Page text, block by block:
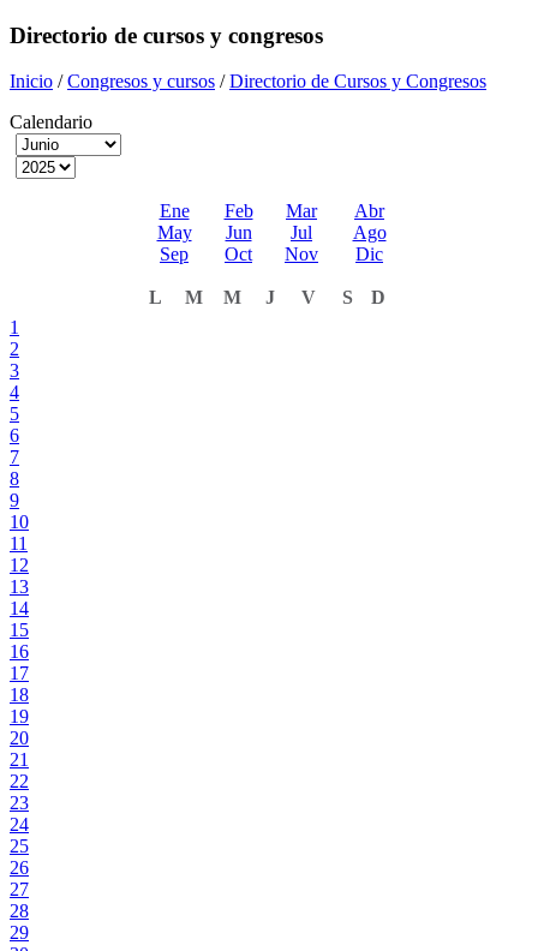
Directorio de cursos y congresos
Inicio /Congresos y cursos /Directorio de Cursos y Congresos
Calendario
Ene Feb Mar
Abr
May
Jun Jul
Ago
Sep
Oct Nov Dic
L M M J V S
D
1
2
3
4
5
6
7
8
9
10
11
12
13
14
15
16
17
18
19
20
21
22
23
24
25
26
27
28
29